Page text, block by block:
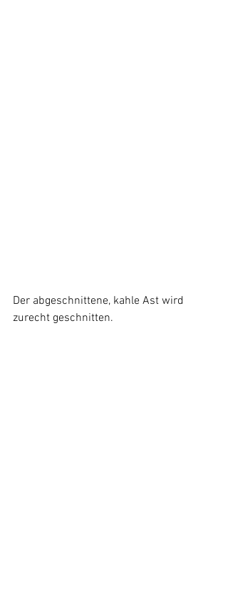
Der abgeschnittene, kahle Ast wird
zurecht geschnitten.